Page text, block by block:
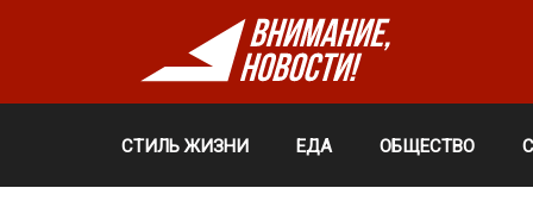
СТИЛЬ ЖИЗНИ ЕДА ОБЩЕСТВО